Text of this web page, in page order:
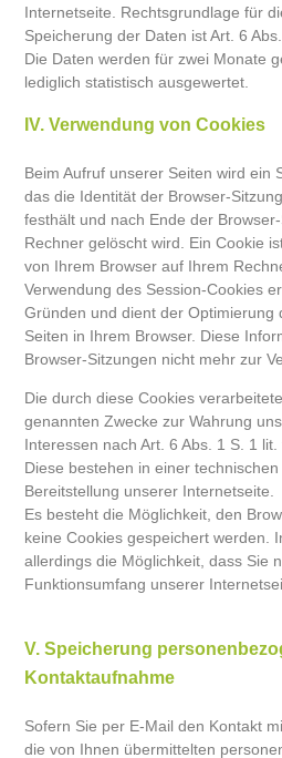
Internetseite. Rechtsgrundlage für
Speicherung der Daten ist Art. 6
Die Daten werden für zwei Monate
lediglich statistisch ausgewertet.
IV. Verwendung von Cookies
Beim Aufruf unserer Seiten wird ein
das die Identität der Browser-
festhält und nach Ende der
Rechner gelöscht wird. Ein Cookie
von Ihrem Browser auf Ihrem
Verwendung des Session-Cookies
Gründen und dient der Optimierung
Seiten in Ihrem Browser. Diese
Browser-Sitzungen nicht mehr zur
Die durch diese Cookies
genannten Zwecke zur Wahrung
Interessen nach Art. 6 Abs. 1 S. 1
Diese bestehen in einer
Bereitstellung unserer Internetseite.
Es besteht die Möglichkeit, den
keine Cookies gespeichert werden.
allerdings die Möglichkeit, dass Sie
Funktionsumfang unserer
V. Speicherung
Kontaktaufnahme
Sofern Sie per E-Mail den Kontakt
die von Ihnen übermittelten